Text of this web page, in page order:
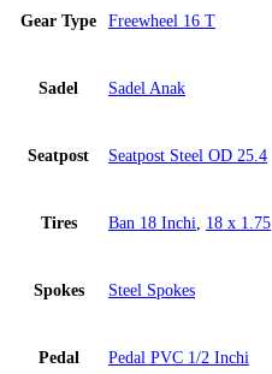
Gear Type Freewheel 16 T
Sadel Sadel Anak
Seatpost Seatpost Steel OD 25.4
Tires Ban 18 Inchi, 18 x 1.75
Spokes Steel Spokes
Pedal Pedal PVC 1/2 Inchi